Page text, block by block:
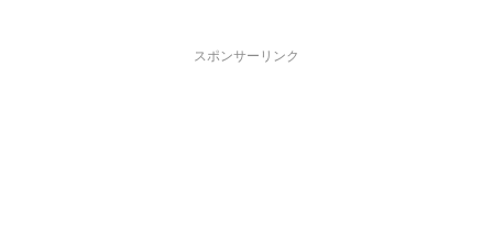
スポンサーリンク